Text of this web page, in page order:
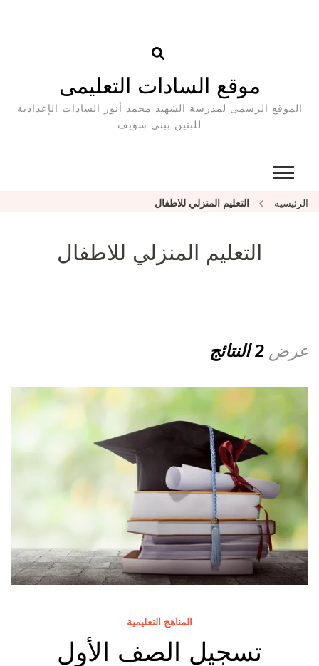
موقع السادات التعليمى
الموقع الرسمى لمدرسة الشهيد محمد أنور السادات الإعدادية
للبنين ببنى سويف
الرئيسية التعليم المنزلي للاطفال
التعليم المنزلي للاطفال
عرض 2 النتائج
المناهج التعليمية
تسجيل الصف الأول